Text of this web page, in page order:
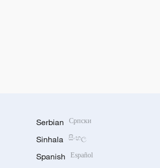
Serbian Српски
Sinhala සිංහල
Spanish Español